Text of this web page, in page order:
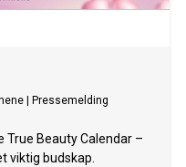
Pressemelding
True Beauty Calendar –
viktig budskap.